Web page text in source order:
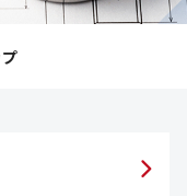
製品サイト